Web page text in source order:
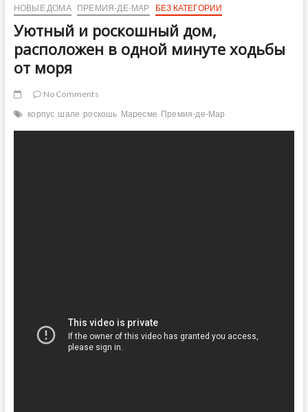
НОВЫЕ ДОМА ПРЕМИЯ-ДЕ-МАР БЕЗ КАТЕГОРИИ
Уютный и роскошный дом,
расположен в одной минуте ходьбы
от моря
No Comments
корпус шале роскошь Маресме Премия-де-Мар